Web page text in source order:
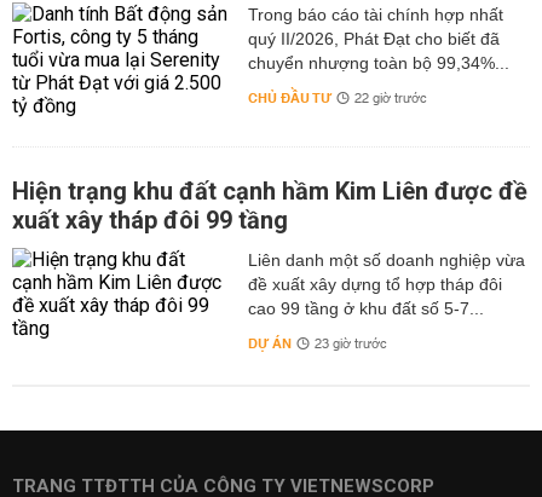
Trong báo cáo tài chính hợp nhất
quý II/2026, Phát Đạt cho biết đã
chuyển nhượng toàn bộ 99,34%...
CHỦ ĐẦU TƯ 22 giờ trước
Hiện trạng khu đất cạnh hầm Kim Liên được đề
xuất xây tháp đôi 99 tầng
Liên danh một số doanh nghiệp vừa
đề xuất xây dựng tổ hợp tháp đôi
cao 99 tầng ở khu đất số 5-7...
DỰ ÁN 23 giờ trước
TRANG TTĐTTH CỦA CÔNG TY VIETNEWSCORP